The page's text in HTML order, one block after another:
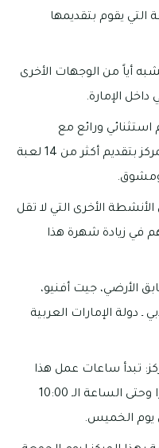
التي يقوم بتقديمها
أياً من الوجهات الأخرى
الإمارة.
ورائع مع
الأصدقاء والعائلة حيث يقوم المركز بتقديم أكثر من 14 لعبة
ومشوق.
الأنشطة الأخرى التي لا تقل
في زيادة شهرة هذا
الأرضي، جيت أفنيو،
ـ دولة الإمارات العربية
تبدأ ساعات عمل هذا
المركز من الساعة الـ 12:30 ظهرًا وحتى الساعة الـ 10:00
يوم الخميس.